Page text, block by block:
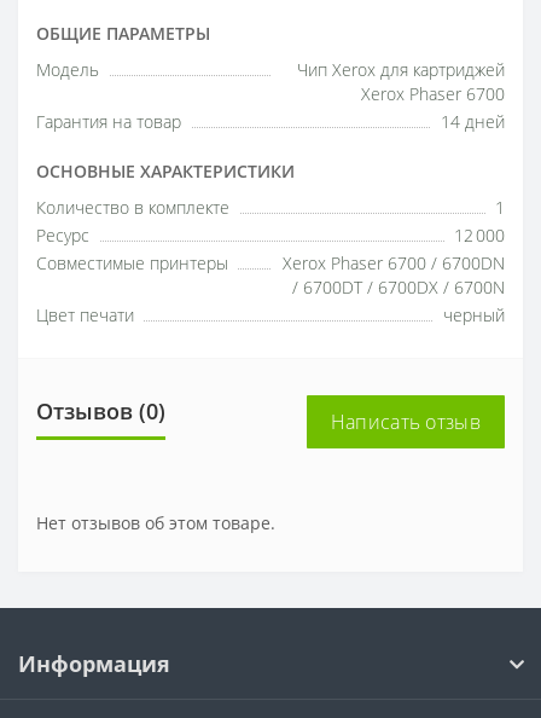
ОБЩИЕ ПАРАМЕТРЫ
Модель
Чип Xerox для картриджей
Xerox Phaser 6700
Гарантия на товар
14 дней
ОСНОВНЫЕ ХАРАКТЕРИСТИКИ
Количество в комплекте
1
Ресурс
12 000
Совместимые принтеры
Xerox Phaser 6700 / 6700DN
/ 6700DT / 6700DX / 6700N
Цвет печати
черный
Отзывов (0) Написать отзыв
Нет отзывов об этом товаре.
Информация